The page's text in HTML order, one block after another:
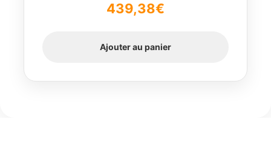
439,38€
Ajouter au panier